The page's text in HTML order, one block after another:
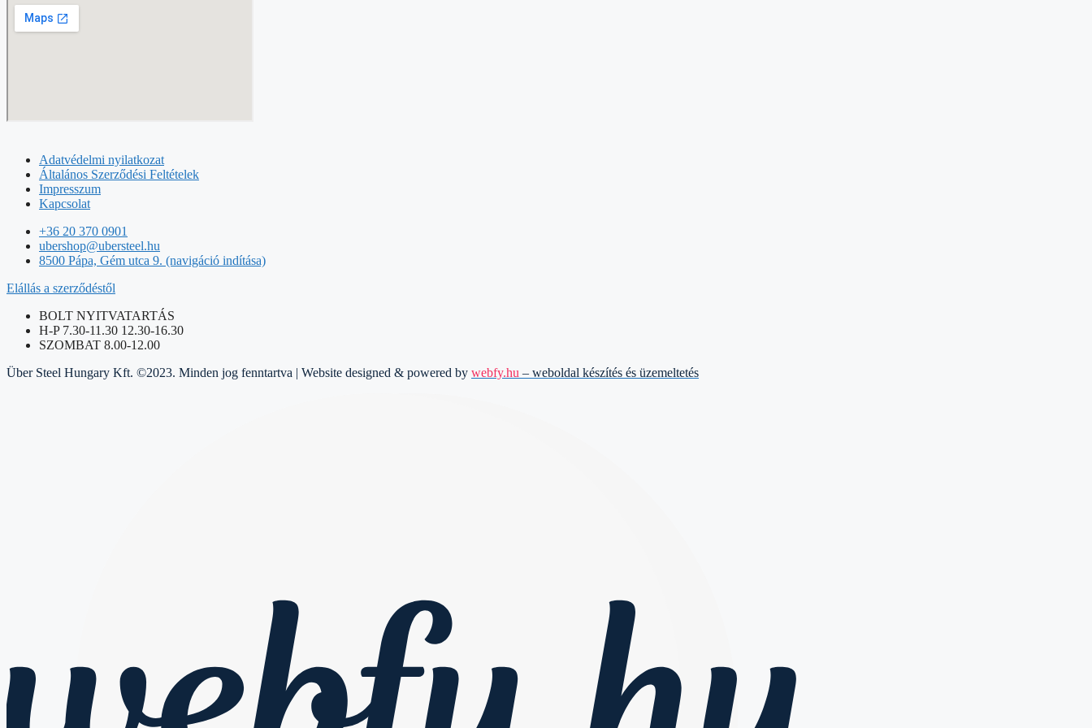
Adatvédelmi nyilatkozat
Általános Szerződési Feltételek
Impresszum
Kapcsolat
+36 20 370 0901
ubershop@ubersteel.hu
8500 Pápa, Gém utca 9. (navigáció indítása)
Elállás a szerződéstől
BOLT NYITVATARTÁS
H-P 7.30-11.30 12.30-16.30
SZOMBAT 8.00-12.00
Über Steel Hungary Kft. ©2023. Minden jog fenntartva | Website designed & powered by webfy.hu – weboldal készítés és üzemeltetés